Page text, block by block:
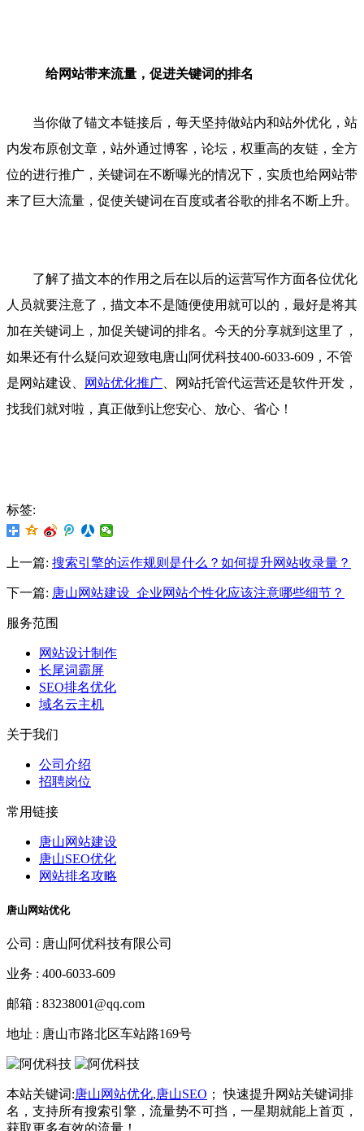
给网站带来流量，促进关键词的排名
当你做了锚文本链接后，每天坚持做站内和站外优化，站
内发布原创文章，站外通过博客，论坛，权重高的友链，全方
位的进行推广，关键词在不断曝光的情况下，实质也给网站带
来了巨大流量，促使关键词在百度或者谷歌的排名不断上升。
了解了描文本的作用之后在以后的运营写作方面各位优化
人员就要注意了，描文本不是随便使用就可以的，最好是将其
加在关键词上，加促关键词的排名。今天的分享就到这里了，
如果还有什么疑问欢迎致电唐山阿优科技400-6033-609，不管
是网站建设、
网站优化推广 、网站托管代运营还是软件开发，
找我们就对啦，真正做到让您安心、放心、省心！
标签:
上一篇: 搜索引擎的运作规则是什么？如何提升网站收录量？
下一篇: 唐山网站建设_企业网站个性化应该注意哪些细节？
服务范围
网站设计制作
长尾词霸屏
SEO排名优化
域名云主机
关于我们
公司介绍
招聘岗位
常用链接
唐山网站建设
唐山SEO优化
网站排名攻略
唐山网站优化
公司 : 唐山阿优科技有限公司
业务 : 400-6033-609
邮箱 : 83238001@qq.com
地址 : 唐山市路北区车站路169号
本站关键词:唐山网站优化,唐山SEO ； 快速提升网站关键词排
名，支持所有搜索引擎，流量势不可挡，一星期就能上首页，